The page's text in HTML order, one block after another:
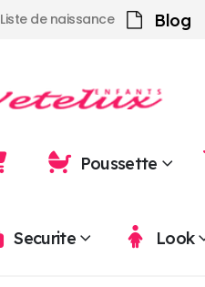
Liste de naissance Blog
Poussette
Securite Look